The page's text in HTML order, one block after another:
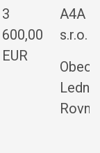
3
600,00
EUR
A4A
s.r.o.
Obec
Rovne